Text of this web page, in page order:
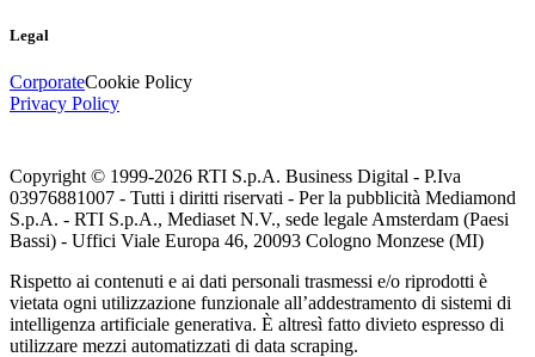
Legal
CorporateCookie Policy
Privacy Policy
Copyright © 1999-2026 RTI S.p.A. Business Digital - P.Iva
03976881007 - Tutti i diritti riservati - Per la pubblicità Mediamond
S.p.A. - RTI S.p.A., Mediaset N.V., sede legale Amsterdam (Paesi
Bassi) - Uffici Viale Europa 46, 20093 Cologno Monzese (MI)
Rispetto ai contenuti e ai dati personali trasmessi e/o riprodotti è
vietata ogni utilizzazione funzionale all’addestramento di sistemi di
intelligenza artificiale generativa. È altresì fatto divieto espresso di
utilizzare mezzi automatizzati di data scraping.